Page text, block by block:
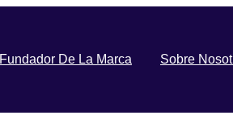
Fundador De La Marca Sobre